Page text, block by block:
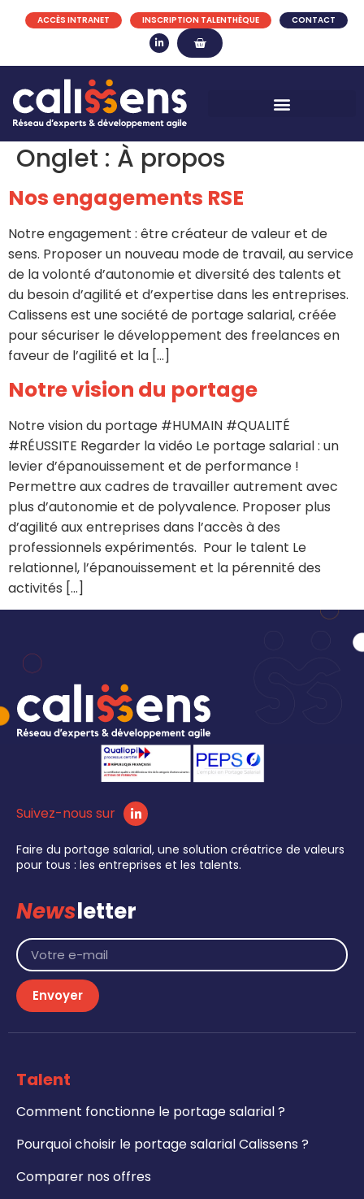
ACCÈS INTRANET INSCRIPTION TALENTHÈQUE CONTACT
Onglet : À propos
Nos engagements RSE
Notre engagement : être créateur de valeur et de
sens. Proposer un nouveau mode de travail, au service
de la volonté d’autonomie et diversité des talents et
du besoin d’agilité et d’expertise dans les entreprises.
Calissens est une société de portage salarial, créée
pour sécuriser le développement des freelances en
faveur de l’agilité et la […]
Notre vision du portage
Notre vision du portage #HUMAIN #QUALITÉ
#RÉUSSITE Regarder la vidéo Le portage salarial : un
levier d’épanouissement et de performance !
Permettre aux cadres de travailler autrement avec
plus d’autonomie et de polyvalence. Proposer plus
d’agilité aux entreprises dans l’accès à des
professionnels expérimentés. Pour le talent Le
relationnel, l’épanouissement et la pérennité des
activités […]
Suivez-nous sur
Faire du portage salarial, une solution créatrice de valeurs
pour tous : les entreprises et les talents.
Newsletter
Envoyer
Talent
Comment fonctionne le portage salarial ?
Pourquoi choisir le portage salarial Calissens ?
Comparer nos offres